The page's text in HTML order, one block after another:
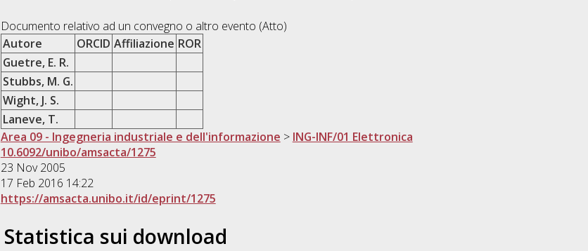
Documento relativo ad un convegno o altro evento (Atto)
Autore ORCID Affiliazione ROR
Guetre, E. R.
Stubbs, M. G.
Wight, J. S.
Laneve, T.
Area 09 - Ingegneria industriale e dell'informazione > ING-INF/01 Elettronica
10.6092/unibo/amsacta/1275
23 Nov 2005
17 Feb 2016 14:22
https://amsacta.unibo.it/id/eprint/1275
Statistica sui download